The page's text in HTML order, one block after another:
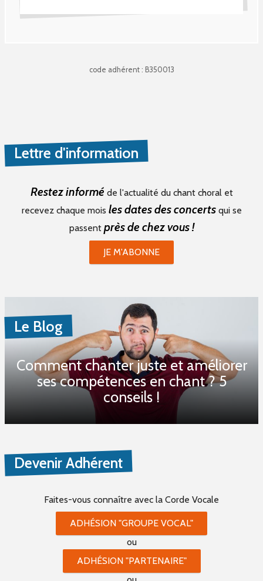
code adhérent : B350013
Lettre d'information
Restez informé de l'actualité du chant choral et
recevez chaque mois les dates des concertsqui se
passent près de chez vous !
JE M'ABONNE
Le Blog
Comment chanter juste et améliorer
ses compétences en chant ? 5
conseils !
Devenir Adhérent
Faites-vous connaître avec la Corde Vocale
ADHÉSION "GROUPE VOCAL"
ou
ADHÉSION "PARTENAIRE"